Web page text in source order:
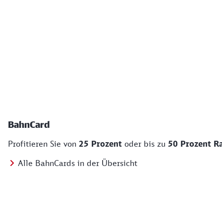
BahnCard
Profitieren Sie von 25 Prozent oder bis zu 50 Prozent
Alle BahnCards in der Übersicht